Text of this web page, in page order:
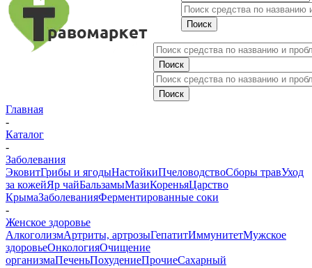
Главная
-
Каталог
-
Заболевания
ЭковитГрибы и ягодыНастойкиПчеловодствоСборы травУход
за кожейЯр чайБальзамыМазиКореньяЦарство
КрымаЗаболеванияФерментированные соки
-
Женское здоровье
АлкоголизмАртриты, артрозыГепатитИммунитетМужское
здоровьеОнкологияОчищение
организмаПеченьПохудениеПрочиеСахарный